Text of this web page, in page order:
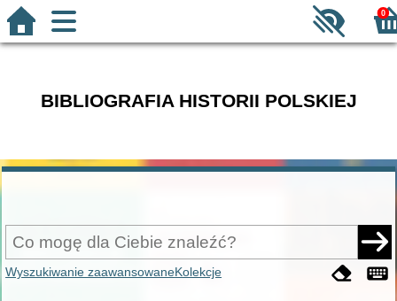
0
BIBLIOGRAFIA HISTORII POLSKIEJ
Wyszukiwanie zaawansowaneKolekcje